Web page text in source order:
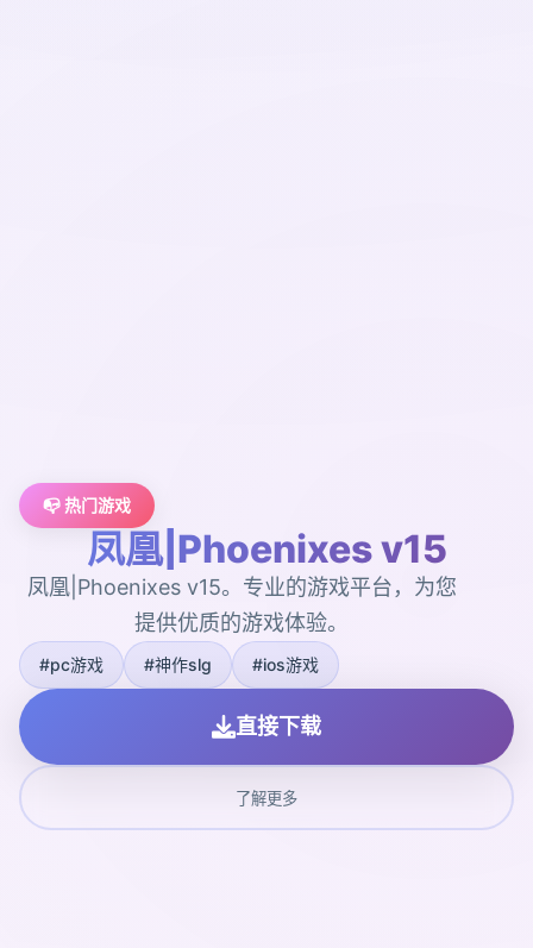
📭 热门游戏
凤凰|Phoenixes v15
凤凰|Phoenixes v15。专业的游戏平台，为您
提供优质的游戏体验。
#pc游戏 #神作slg #ios游戏
直接下载
了解更多